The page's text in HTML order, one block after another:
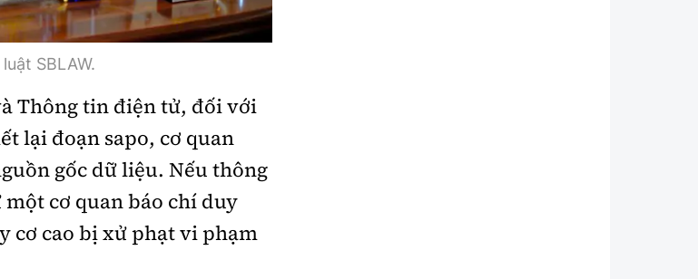
SBLAW.
Thông tin điện tử, đối với
lại đoạn sapo, cơ quan
gốc dữ liệu. Nếu thông
cơ quan báo chí duy
cơ cao bị xử phạt vi phạm